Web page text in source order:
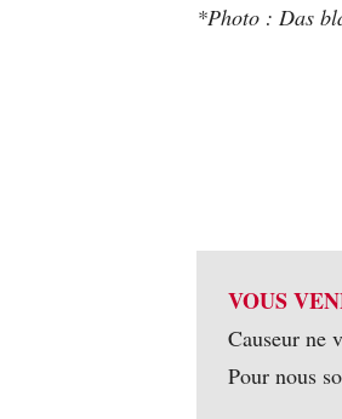
*Photo : Das
VOUS
Causeur ne
Pour nous